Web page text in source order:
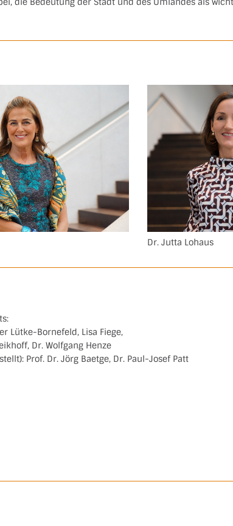
Dr. Jutta Lohaus
Lütke-Bornefeld, Lisa Fiege,
Dr. Wolfgang Henze
Prof. Dr. Jörg Baetge, Dr. Paul-Josef Patt